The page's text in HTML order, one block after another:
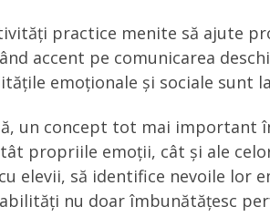
practice menite să ajute
accent pe comunicarea
emoționale și sociale sunt
un concept tot mai important
propriile emoții, cât și ale
elevii, să identifice nevoile lor
nu doar îmbunătățesc